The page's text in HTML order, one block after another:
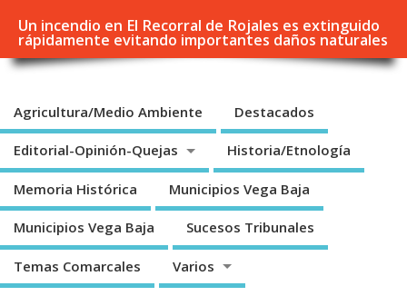
Un incendio en El Recorral de Rojales es extinguido
rápidamente evitando importantes daños naturales
Agricultura/Medio Ambiente Destacados
Editorial-Opinión-Quejas Historia/Etnología
Memoria Histórica Municipios Vega Baja
Municipios Vega Baja Sucesos Tribunales
Temas Comarcales Varios